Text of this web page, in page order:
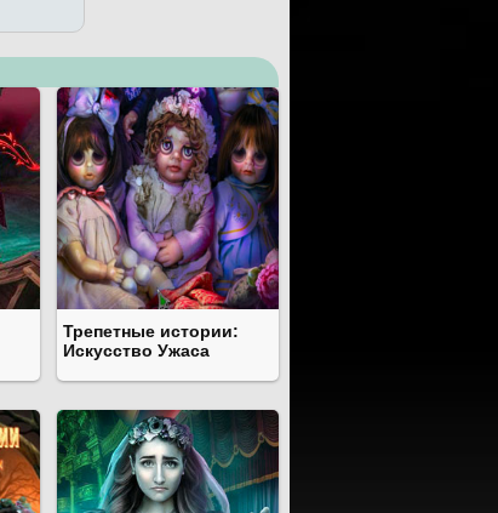
Трепетные истории:
Искусство Ужаса